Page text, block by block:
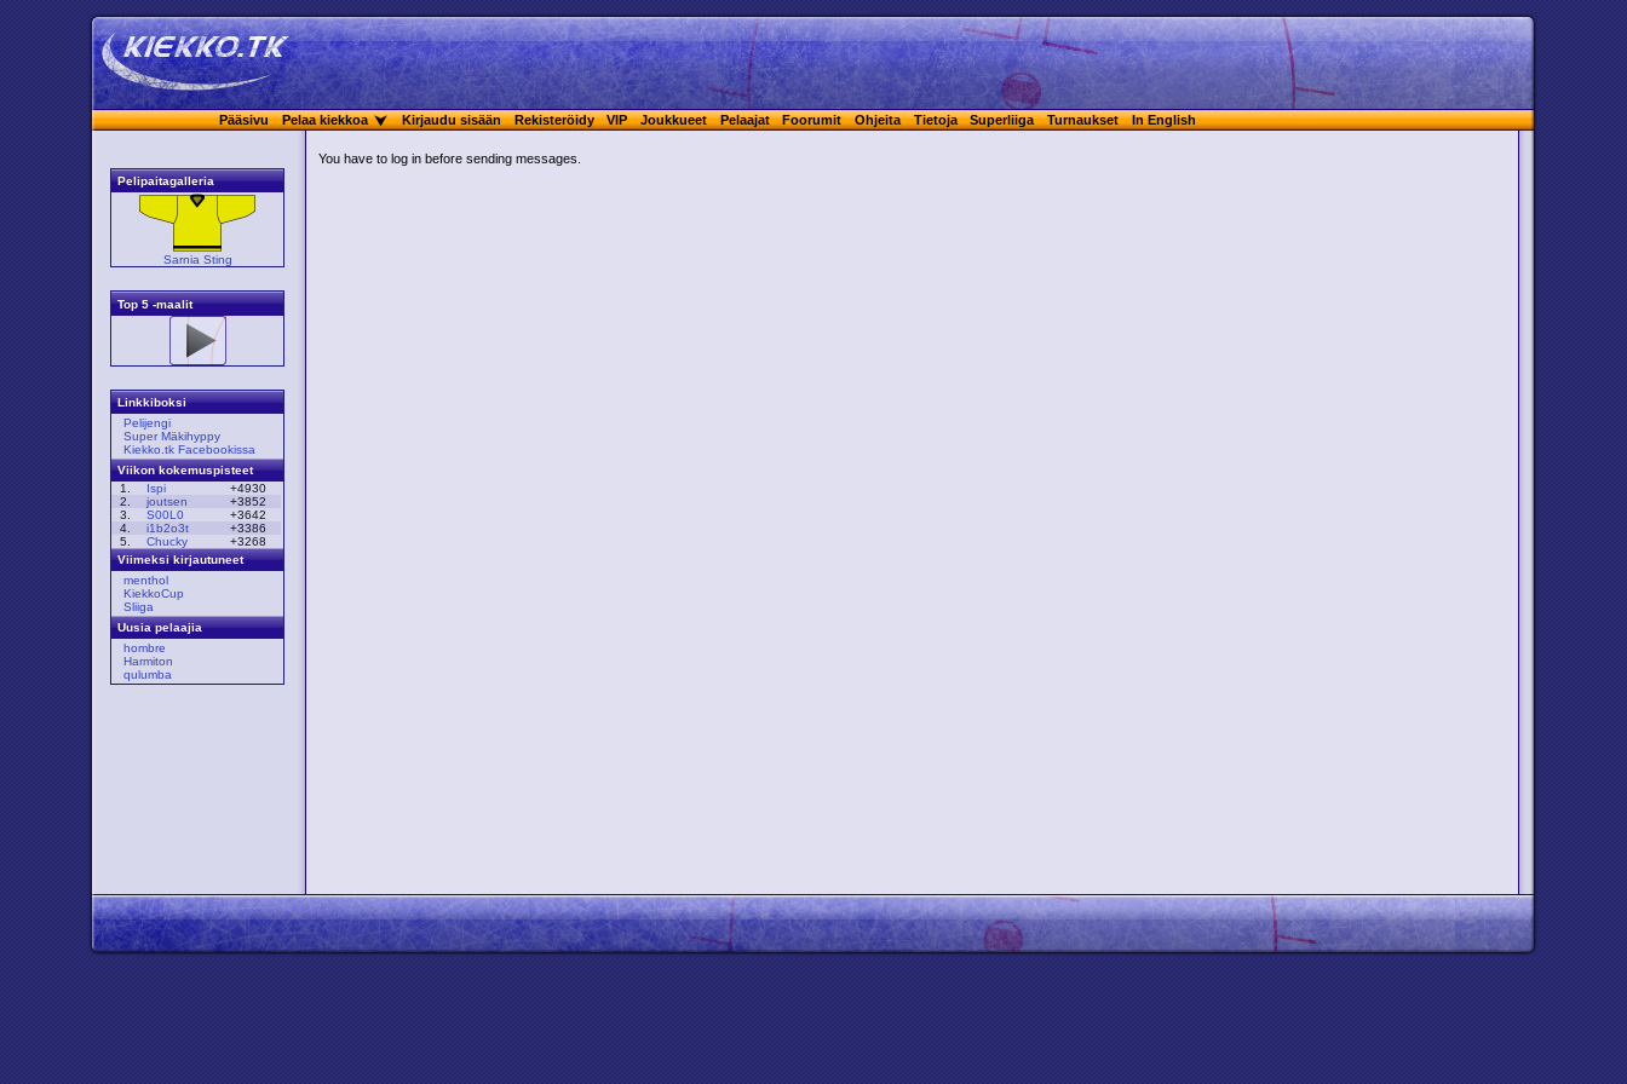
Pääsivu Pelaa kiekkoa Kirjaudu sisään Rekisteröidy VIP Joukkueet Pelaajat Foorumit Ohjeita Tietoja Superliiga Turnaukset In English
Pelipaitagalleria
Sarnia Sting
Top 5 -maalit
Linkkiboksi
Pelijengi
Super Mäkihyppy
Kiekko.tk Facebookissa
Viikon kokemuspisteet
1.
Ispi
+4930
2.
joutsen
+3852
3.
S00L0
+3642
4.
i1b2o3t
+3386
5.
Chucky
+3268
Viimeksi kirjautuneet
menthol
KiekkoCup
Sliiga
Uusia pelaajia
hombre
Harmiton
qulumba
You have to log in before sending messages.